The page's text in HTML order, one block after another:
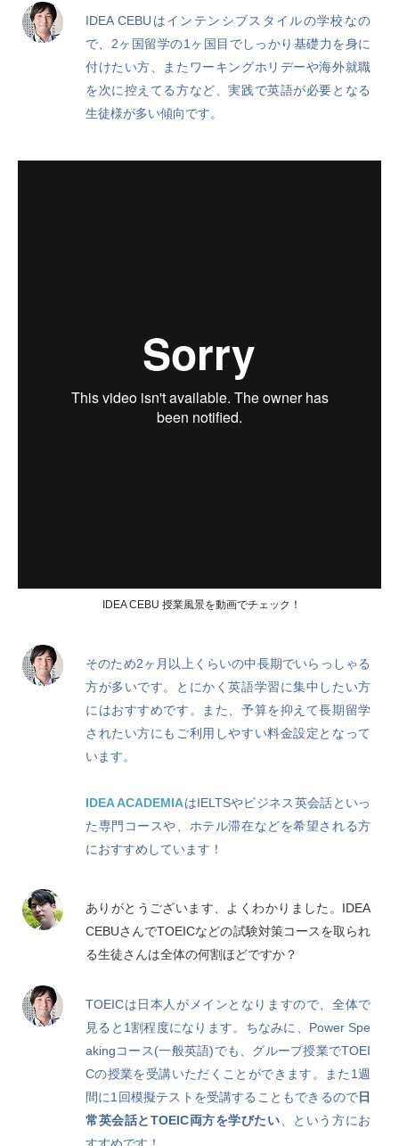
IDEA CEBUはインテンシブスタイルの学校なの
で、2ヶ国留学の1ヶ国目でしっかり基礎力を身に
付けたい方、またワーキングホリデーや海外就職
を次に控えてる方など、実践で英語が必要となる
生徒様が多い傾向です。
IDEA CEBU 授業風景を動画でチェック！
そのため2ヶ月以上くらいの中長期でいらっしゃる
方が多いです。とにかく英語学習に集中したい方
にはおすすめです。また、予算を抑えて長期留学
されたい方にもご利用しやすい料金設定となって
います。
IDEA ACADEMIAはIELTSやビジネス英会話といっ
た専門コースや、ホテル滞在などを希望される方
におすすめしています！
ありがとうございます、よくわかりました。IDEA
CEBUさんでTOEICなどの試験対策コースを取られ
る生徒さんは全体の何割ほどですか？
TOEICは日本人がメインとなりますので、全体で
見ると1割程度になります。ちなみに、Power Spe
akingコース(一般英語)でも、グループ授業でTOEI
Cの授業を受講いただくことができます。また1週
間に1回模擬テストを受講することもできるので日
常英会話とTOEIC両方を学びたい 、という方にお
すすめです！